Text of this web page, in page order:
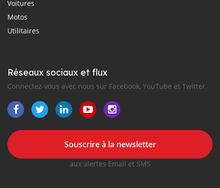
Voitures
Motos
Utilitaires
Réseaux sociaux et flux
Connectez-vous avec nous sur Facebook, YouTube et Twitter.
Souscrire à la newsletter
aux alertes Email et SMS